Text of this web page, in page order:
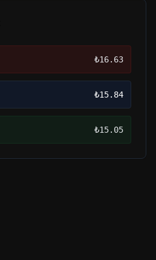
₺16.63
₺15.84
₺15.05